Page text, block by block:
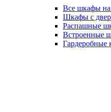
Все шкафы на
Шкафы с
Распашные
Встроенные
Гардеробные